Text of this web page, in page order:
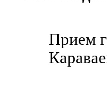
Прием